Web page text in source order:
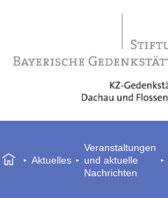
Aktuelles
Veranstaltungen
und aktuelle
Nachrichten